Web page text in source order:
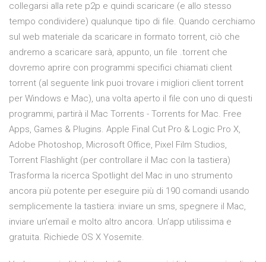
collegarsi alla rete p2p e quindi scaricare (e allo stesso
tempo condividere) qualunque tipo di file. Quando cerchiamo
sul web materiale da scaricare in formato torrent, ciò che
andremo a scaricare sarà, appunto, un file .torrent che
dovremo aprire con programmi specifici chiamati client
torrent (al seguente link puoi trovare i migliori client torrent
per Windows e Mac), una volta aperto il file con uno di questi
programmi, partirà il Mac Torrents - Torrents for Mac. Free
Apps, Games & Plugins. Apple Final Cut Pro & Logic Pro X,
Adobe Photoshop, Microsoft Office, Pixel Film Studios,
Torrent Flashlight (per controllare il Mac con la tastiera)
Trasforma la ricerca Spotlight del Mac in uno strumento
ancora più potente per eseguire più di 190 comandi usando
semplicemente la tastiera: inviare un sms, spegnere il Mac,
inviare un’email e molto altro ancora. Un’app utilissima e
gratuita. Richiede OS X Yosemite.